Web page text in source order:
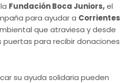
Fundación Boca Juniors,el
para ayudar a Corrientes
que atraviesa y desde
para recibir donaciones
su ayuda solidaria pueden